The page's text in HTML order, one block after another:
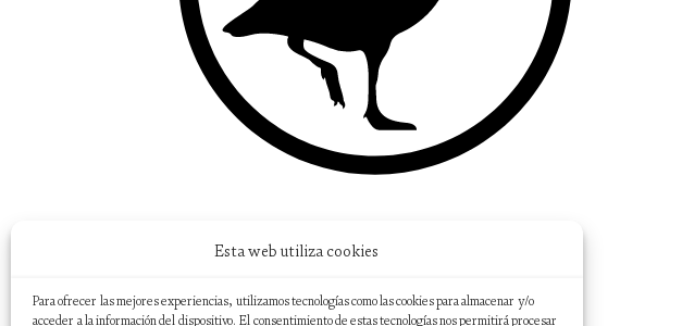
Esta web utiliza cookies
Para ofrecer las mejores experiencias, utilizamos tecnologías como las cookies para almacenar y/o
acceder a la información del dispositivo. El consentimiento de estas tecnologías nos permitirá procesar